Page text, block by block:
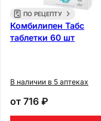
ПО РЕЦЕПТУ
Комбилипен Табс
таблетки 60 шт
В наличии в 5 аптеках
от 716 ₽